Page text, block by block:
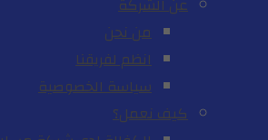
عن الشركة
من نحن
انظم لفريقنا
سياسة الخصوصية
كيف نعمل؟